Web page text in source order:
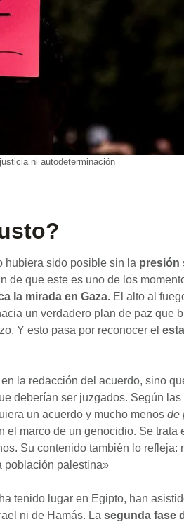
ni autodeterminación
hubiera sido posible sin la presión
de que este es uno de los
la mirada en Gaza. El alto al
un verdadero plan de paz que
Y esto pasa por reconocer el
la redacción del acuerdo, sino
deberían ser juzgados. Según
un acuerdo y mucho menos de
marco de un genocidio. Se trata
Su contenido también lo refleja:
población palestina»
tenido lugar en Egipto, han
ni de Hamás. La segunda fase